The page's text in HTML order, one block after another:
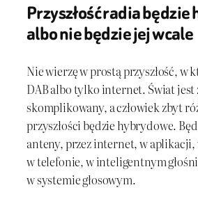
Przyszłość radia
albo nie będzie jej wcale
Nie wierzę w prostą przyszłość, w
DAB albo tylko internet. Świat jest
skomplikowany, a człowiek zbyt
przyszłości będzie hybrydowe.
anteny, przez internet, w aplikacji,
w telefonie, w inteligentnym
w systemie głosowym.